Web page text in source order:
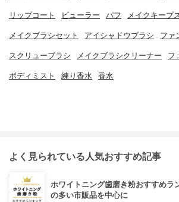
リップコート ビューラー パフ メイクキープ
メイクブラシセット アイシャドウブラシ ファ
スクリューブラシ メイクブラシクリーナー フ
ボディミスト 練り香水 香水
よく見られている人気おすすめ記事
ホワイトニング歯磨き粉おすすめラ
の多い市販品を中心に